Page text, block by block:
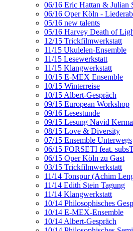
06/16 Eric Hattan & Julian
06/16 Oper Köln -
05/16 new talents
05/16 Harvey Death of
12/15 Trickfilmwerkstatt
11/15 Ukulelen-Ensemble
11/15 Lesewerkstatt
11/15 Klangwerkstatt
10/15 E-MEX Ensemble
10/15 Winterreise
10/15 Albert-Gespräch
09/15 European Workshop
09/16 Lesestunde
09/15 Lesung Navid
08/15 Love & Diversity
07/15 Ensemble Unterwegs
06/15 FORSETI feat.
06/15 Oper Köln zu Gast
03/15 Trickfilmwerkstatt
11/14 Tonspur (Achim
11/14 Edith Stein Tagung
11/14 Klangwerkstatt
10/14 Philosophisches
10/14 E-MEX-Ensemble
10/14 Albert-Gespräch